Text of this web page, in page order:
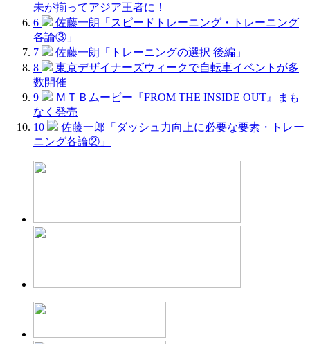
未が揃ってアジア王者に！
6
佐藤一朗「スピードトレーニング・トレーニング
各論③」
7
佐藤一朗「トレーニングの選択 後編」
8
東京デザイナーズウィークで自転車イベントが多
数開催
9
ＭＴＢムービー『FROM THE INSIDE OUT』まも
なく発売
10
佐藤一郎「ダッシュ力向上に必要な要素・トレー
ニング各論②」